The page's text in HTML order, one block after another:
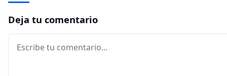
Deja tu comentario
Comentario